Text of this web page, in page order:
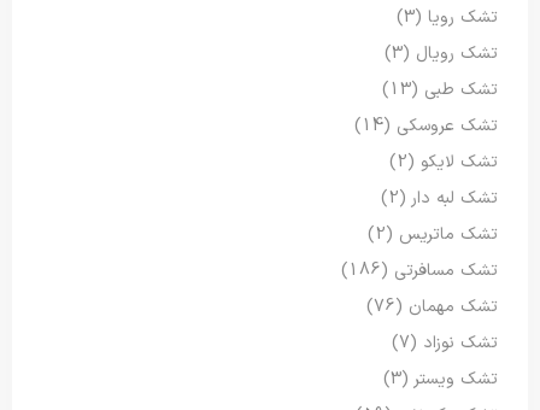
تشک رویا (3)
تشک رویال (3)
تشک طبی (13)
تشک عروسکی (14)
تشک لایکو (2)
تشک لبه دار (2)
تشک ماتریس (2)
تشک مسافرتی (186)
تشک مهمان (76)
تشک نوزاد (7)
تشک ویستر (3)